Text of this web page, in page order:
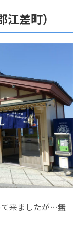
差町）
来ましたが…無